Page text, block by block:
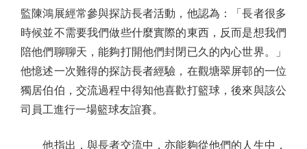
監陳鴻展經常參與探訪長者活動，他認為：「長者很多
時候並不需要我們做些什麼實際的東西，反而是想我們
陪他們聊聊天，能夠打開他們封閉已久的內心世界。」
他憶述一次難得的探訪長者經驗，在觀塘翠屏邨的一位
獨居伯伯，交流過程中得知他喜歡打籃球，後來與該公
司員工進行一場籃球友誼賽。
他指出，與長者交流中，亦能夠從他們的人生中，